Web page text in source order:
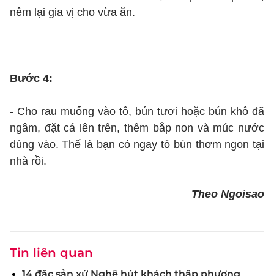
nêm lại gia vị cho vừa ăn.
Bước 4:
- Cho rau muống vào tô, bún tươi hoặc bún khô đã
ngâm, đặt cá lên trên, thêm bắp non và múc nước
dùng vào. Thế là bạn có ngay tô bún thơm ngon tại
nhà rồi.
Theo Ngoisao
Tin liên quan